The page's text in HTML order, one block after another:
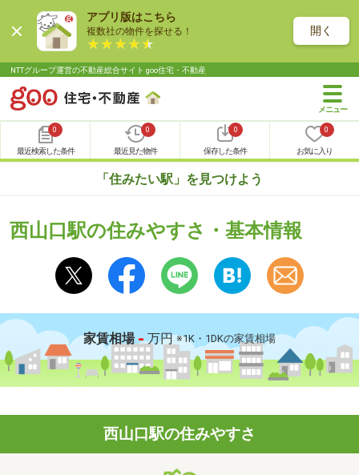
アプリ版はこちら
複数社の物件を探せる！ 開く
NTTグループ運営の不動産総合サイト goo住宅・不動産
0
最近検索した条件
0
最近見た物件
0
保存した条件
0
お気に入り
「住みたい駅」を見つけよう
西山口駅の住みやすさ・基本情報
家賃相場 - 万円 ※1K・1DKの家賃相場
西山口駅の住みやすさ